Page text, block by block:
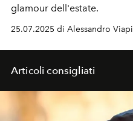
glamour dell'estate.
25.07.2025 di Alessandro
Articoli consigliati